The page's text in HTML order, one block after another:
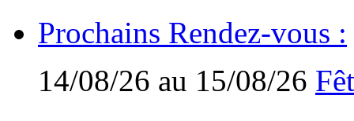
Prochains Rendez-vous :
14/08/26 au 15/08/26